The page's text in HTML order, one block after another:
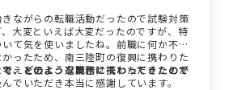
ながらの転職活動だったので試験対策
大変といえば大変だったのですが、特
て気を使いましたね。前職に何か不満
ったため、南三陸町の復興に携わりた
えを伝え、退職させていただくことが
でいただき本当に感謝しています。
、どのような業務に携わってきたので